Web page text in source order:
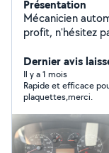
Présentation
Mécanicien automobile Je mets mon
profit, n'hésitez
Dernier avis
Il y a 1 mois
Rapide et efficace
plaquettes,merci.